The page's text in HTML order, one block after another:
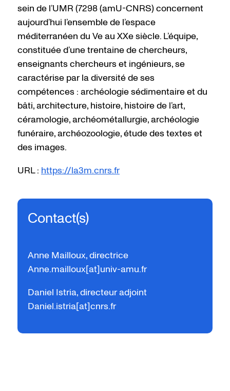
sein de l’UMR (7298 (amU-CNRS) concernent
aujourd’hui l’ensemble de l’espace
méditerranéen du Ve au XXe siècle. L’équipe,
constituée d’une trentaine de chercheurs,
enseignants chercheurs et ingénieurs, se
caractérise par la diversité de ses
compétences : archéologie sédimentaire et du
bâti, architecture, histoire, histoire de l’art,
céramologie, archéométallurgie, archéologie
funéraire, archéozoologie, étude des textes et
des images.
URL : https://la3m.cnrs.fr
Contact(s)
Anne Mailloux, directrice
Anne.mailloux[at]univ-amu.fr
Daniel Istria, directeur adjoint
Daniel.istria[at]cnrs.fr